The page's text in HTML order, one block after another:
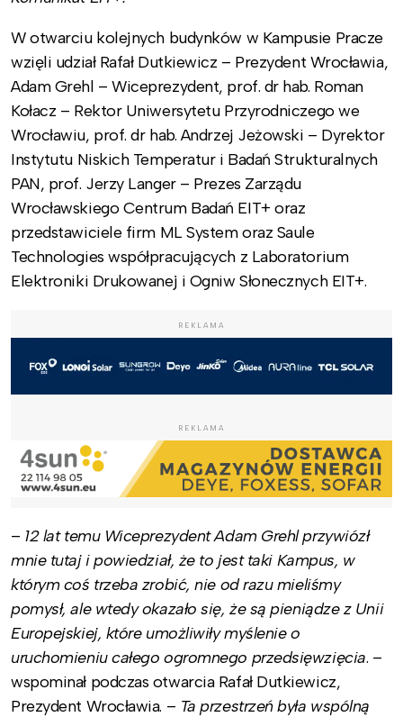
W otwarciu kolejnych budynków w Kampusie Pracze
wzięli udział Rafał Dutkiewicz – Prezydent Wrocławia,
Adam Grehl – Wiceprezydent, prof. dr hab. Roman
Kołacz – Rektor Uniwersytetu Przyrodniczego we
Wrocławiu, prof. dr hab. Andrzej Jeżowski – Dyrektor
Instytutu Niskich Temperatur i Badań Strukturalnych
PAN, prof. Jerzy Langer – Prezes Zarządu
Wrocławskiego Centrum Badań EIT+ oraz
przedstawiciele firm ML System oraz Saule
Technologies współpracujących z Laboratorium
Elektroniki Drukowanej i Ogniw Słonecznych EIT+.
REKLAMA
REKLAMA
– 12 lat temu Wiceprezydent Adam Grehl przywiózł
mnie tutaj i powiedział, że to jest taki Kampus, w
którym coś trzeba zrobić, nie od razu mieliśmy
pomysł, ale wtedy okazało się, że są pieniądze z Unii
Europejskiej, które umożliwiły myślenie o
uruchomieniu całego ogromnego przedsięwzięcia. –
wspominał podczas otwarcia Rafał Dutkiewicz,
Prezydent Wrocławia. – Ta przestrzeń była wspólną